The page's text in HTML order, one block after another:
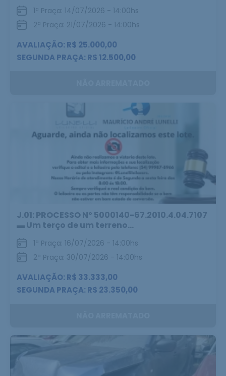
1ª Praça: 14/07/2026 - 14:00hs
2ª Praça: 21/07/2026 - 14:00hs
AVALIAÇÃO: R$ 25.000,00
SEGUNDA PRAÇA: R$ 12.500,00
J.01: PROCESSO Nº 5000140-67.2010.4.04.7107
▬ Um terço de um terreno...
1ª Praça: 16/07/2026 - 14:00hs
2ª Praça: 30/07/2026 - 14:00hs
AVALIAÇÃO: R$ 33.333,00
SEGUNDA PRAÇA: R$ 23.350,00